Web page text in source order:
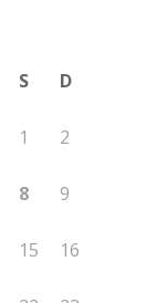
S D
1 2
8 9
15 16